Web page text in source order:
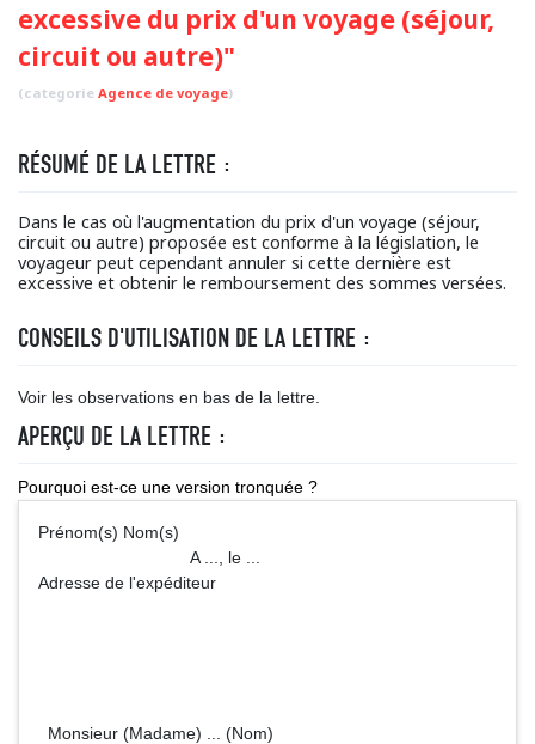
excessive du prix d'un voyage (séjour,
circuit ou autre)"
(categorie Agence de voyage)
RÉSUMÉ DE LA LETTRE :
Dans le cas où l'augmentation du prix d'un voyage (séjour,
circuit ou autre) proposée est conforme à la législation, le
voyageur peut cependant annuler si cette dernière est
excessive et obtenir le remboursement des sommes versées.
CONSEILS D'UTILISATION DE LA LETTRE :
Voir les observations en bas de la lettre.
APERÇU DE LA LETTRE :
Pourquoi est-ce une version tronquée ?
Prénom(s) Nom(s)
A ..., le ...
Adresse de l'expéditeur
Monsieur (Madame) ... (Nom)